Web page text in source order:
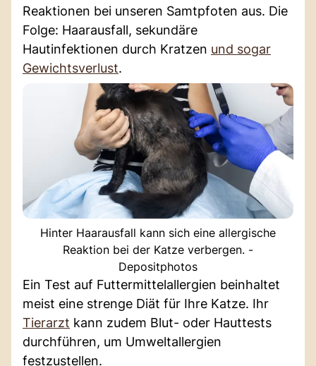
Reaktionen bei unseren Samtpfoten aus. Die
Folge: Haarausfall, sekundäre
Hautinfektionen durch Kratzen und sogar
Gewichtsverlust.
Hinter Haarausfall kann sich eine allergische
Reaktion bei der Katze verbergen. -
Depositphotos
Ein Test auf Futtermittelallergien beinhaltet
meist eine strenge Diät für Ihre Katze. Ihr
Tierarzt kann zudem Blut- oder Hauttests
durchführen, um Umweltallergien
festzustellen.